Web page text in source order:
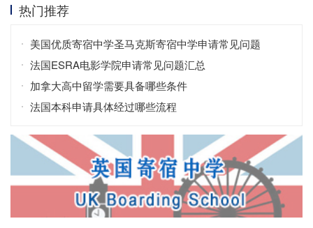
热门推荐
美国优质寄宿中学圣马克斯寄宿中学申请常见问题
法国ESRA电影学院申请常见问题汇总
加拿大高中留学需要具备哪些条件
法国本科申请具体经过哪些流程